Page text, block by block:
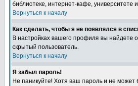
библиотеке, интернет-кафе, университете
Вернуться к началу
Как сделать, чтобы я не появлялся в
В настройках вашего профиля вы найдете
скрытый пользователь.
Вернуться к началу
Я забыл пароль!
Не паникуйте! Хотя ваш пароль и не может